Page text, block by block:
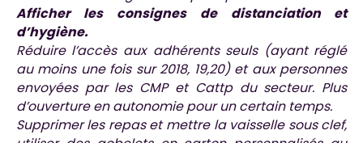
Afficher les consignes de distanciation et
d’hygiène.
Réduire l’accès aux adhérents seuls (ayant réglé
au moins une fois sur 2018, 19,20) et aux personnes
envoyées par les CMP et Cattp du secteur. Plus
d’ouverture en autonomie pour un certain temps.
Supprimer les repas et mettre la vaisselle sous clef,